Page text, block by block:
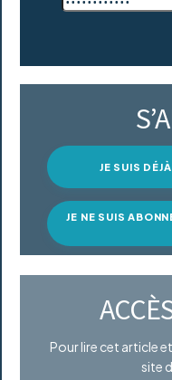
JE SUIS
JE NE SUIS
Pour lire cet article
site